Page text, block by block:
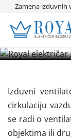
Zamena izduvnih
Zamena
Oglasi
Izduvni
cirkulaciju
se radi o
objektima ili